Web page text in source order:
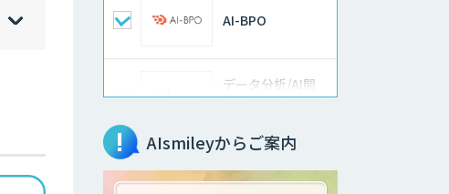
[hi
]
[sh
]
AI-BPO
データ分析/AI開
発/コンサルティン
Docify（ドシファ
イ）
AIsmileyからご案内